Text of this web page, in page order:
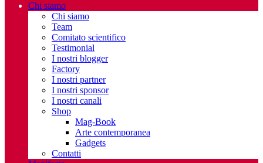
Chi siamo
Chi siamo
Team
Comitato scientifico
Testimonial
I nostri blogger
Factory
I nostri partner
I nostri sponsor
I nostri canali
Shop
Mag-Book
Arte contemporanea
Gadgets
Contatti